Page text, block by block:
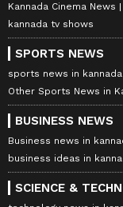
Kannada Cinema News
kannada tv shows
SPORTS NEWS
sports news in kannada
Other Sports News in
BUSINESS NEWS
Business news in
business ideas in
SCIENCE &